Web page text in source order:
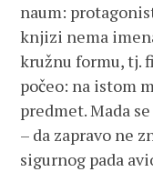
naum:
knjizi nema
kružnu formu, tj.
počeo: na istom
predmet. Mada
– da zapravo ne
sigurnog pada